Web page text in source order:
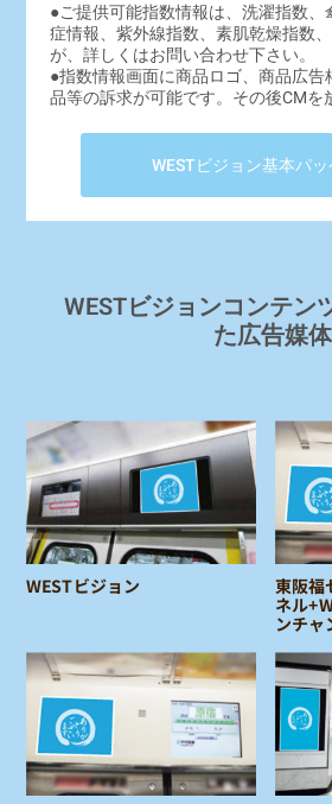
●ご提供可能指数情報は、洗濯指数、
症情報、紫外線指数、素肌乾燥指数
が、詳しくはお問い合わせ下さい。
●指数情報画面に商品ロゴ、商品広告
品等の訴求が可能です。その後CMを
WESTビジョン基本パ
WESTビジョンコンテン
た広告媒体
WESTビジョン 東阪福
ネル
ンチャ